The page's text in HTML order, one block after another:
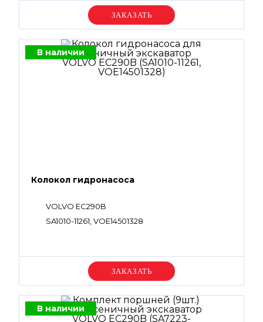
Уточняйте цену
В наличии
Колокол гидронасоса
VOLVO EC290B
SA1010-11261, VOE14501328
Уточняйте цену
В наличии